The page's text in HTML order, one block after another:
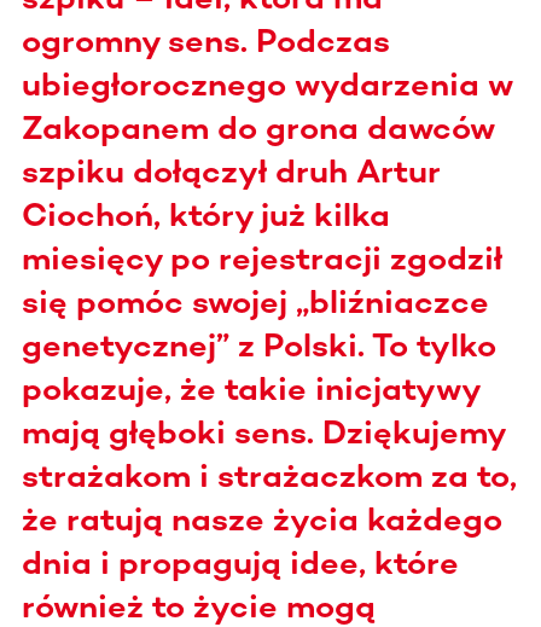
ogromny sens. Podczas
ubiegłorocznego wydarzenia w
Zakopanem do grona dawców
szpiku dołączył druh Artur
Ciochoń, który już kilka
miesięcy po rejestracji zgodził
się pomóc swojej „bliźniaczce
genetycznej” z Polski. To tylko
pokazuje, że takie inicjatywy
mają głęboki sens. Dziękujemy
strażakom i strażaczkom za to,
że ratują nasze życia każdego
dnia i propagują idee, które
również to życie mogą